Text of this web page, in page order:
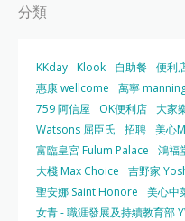
分類
KKday Klook 自助餐 便利
惠康 wellcome
萬寧
759 阿信屋
OK便利店 大家
Watsons 屈臣氏
招聘 美心
富臨皇宮 Fulum Palace
鴻福
大棧 Max Choice
吉野家
聖安娜 Saint Honore
美心中
女青 - 職涯發展及持續教育部